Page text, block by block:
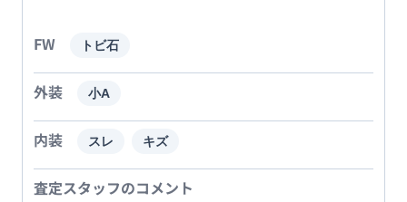
FW トビ石
外装 小A
内装 スレ キズ
査定スタッフのコメント